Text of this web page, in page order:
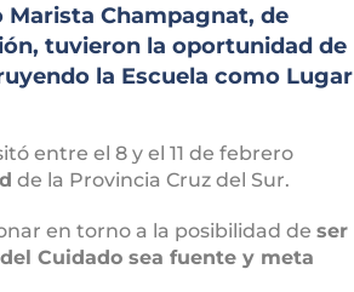
Marista Champagnat, de
tuvieron la oportunidad de
la Escuela como Lugar
entre el 8 y el 11 de febrero
de la Provincia Cruz del Sur.
en torno a la posibilidad de ser
Cuidado sea fuente y meta